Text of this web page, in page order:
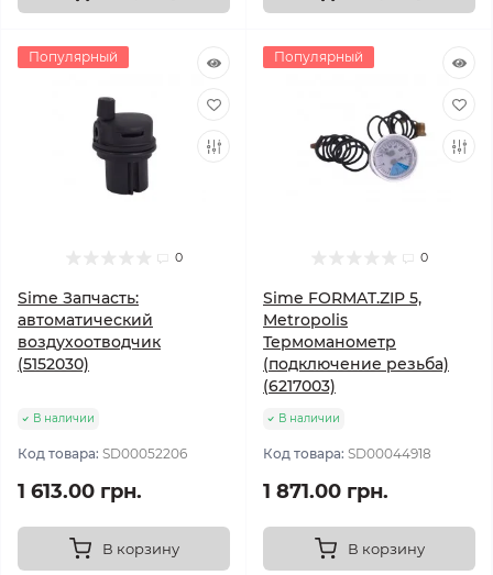
Популярный
0
Sime Запчасть:
автоматический
воздухоотводчик
(5152030)
В наличии
Код товара: SD00052206
1 613.00 грн.
В корзину
Популярный
0
Sime FORMAT.ZIP 5,
Metropolis
Термоманометр
(подключение резьба)
(6217003)
В наличии
Код товара: SD00044918
1 871.00 грн.
В корзину